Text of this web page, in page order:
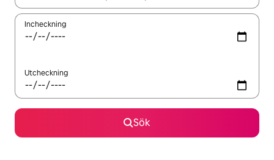
Incheckning
Utcheckning
Sök